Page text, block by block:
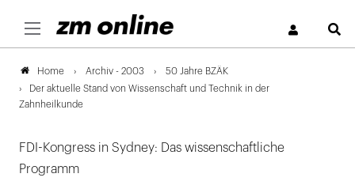
Home Archiv - 2003
50 Jahre BZÄK
Der aktuelle Stand von Wissenschaft und Technik in der
Zahnheilkunde
FDI-Kongress in Sydney: Das wissenschaftliche
Programm